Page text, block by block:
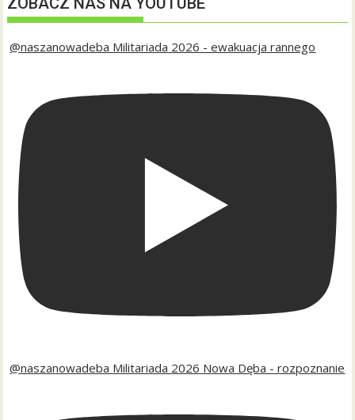
@naszanowadeba Militariada 2026 - ewakuacja rannego
@naszanowadeba Militariada 2026 Nowa Dęba - rozpoznanie